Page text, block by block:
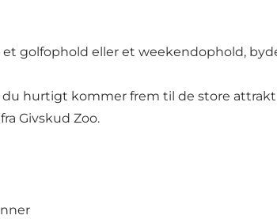
golfophold eller et weekendophold,
hurtigt kommer frem til de store
Givskud Zoo.